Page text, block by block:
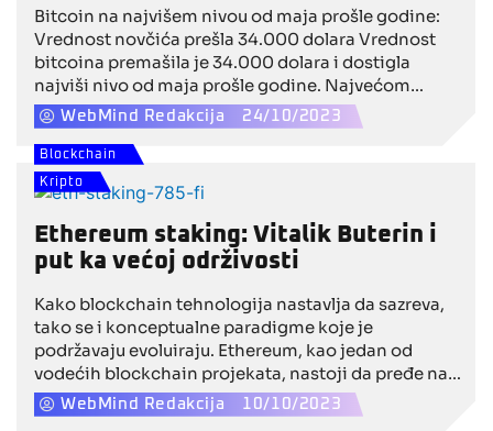
Bitcoin na najvišem nivou od maja prošle godine:
Vrednost novčića prešla 34.000 dolara Vrednost
bitcoina premašila je 34.000 dolara i dostigla
najviši nivo od maja prošle godine. Najvećom
kriptovalutom na svetu juče se trgovalo za
34.596,40 dolara, pokazuju podaci Coin Metrics-a.
WebMind Redakcija 24/10/2023
Blockchain
Kripto
Ethereum staking: Vitalik Buterin i
put ka većoj održivosti
Kako blockchain tehnologija nastavlja da sazreva,
tako se i konceptualne paradigme koje je
podržavaju evoluiraju. Ethereum, kao jedan od
vodećih blockchain projekata, nastoji da pređe na
održiviji i ekonomičniji mehanizam konsenzusa -
staking. Vitalik Buterin, suosnivač Ethereuma, igra
WebMind Redakcija 10/10/2023